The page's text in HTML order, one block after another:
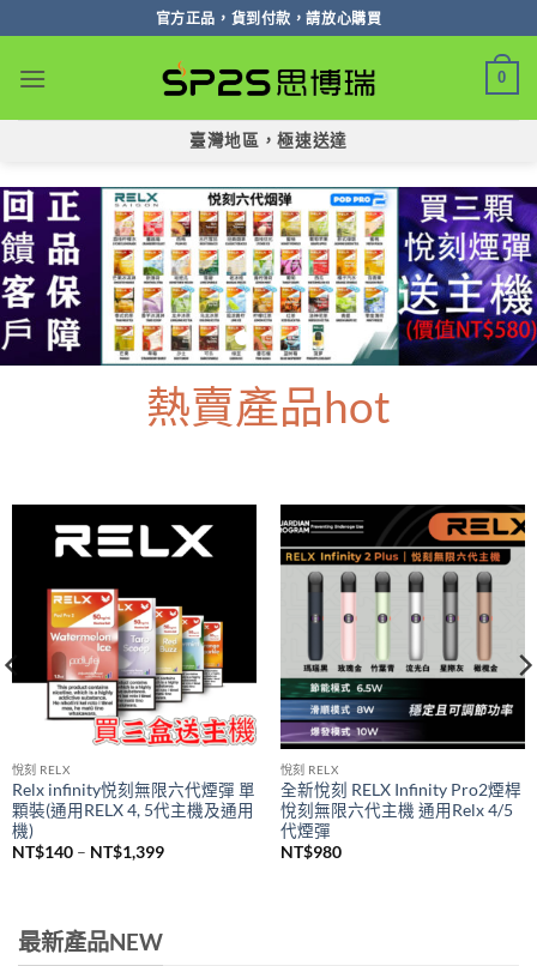
轉
官方正品，貨到付款，請放心購買
0
臺灣地區，極速送達
熱賣產品hot
悅刻 RELX
Relx infinity悦刻無限六代煙彈 單
顆裝(通用RELX 4, 5代主機及通用
機)
NT$140 – NT$1,399價
悅刻 RELX
全新悅刻 RELX Infinity Pro2煙桿
悅刻無限六代主機 通用Relx 4/5
代煙彈
NT$980
最新產品NEW